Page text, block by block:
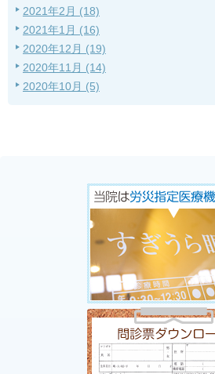
2021年2月 (18)
2021年1月 (16)
2020年12月 (19)
2020年11月 (14)
2020年10月 (5)